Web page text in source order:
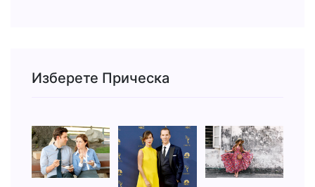
Изберете Прическа